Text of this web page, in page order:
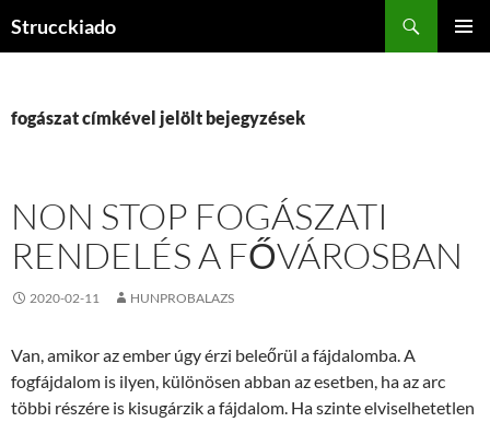
Strucckiado
fogászat címkével jelölt bejegyzések
NON STOP FOGÁSZATI
RENDELÉS A FŐVÁROSBAN
2020-02-11 HUNPROBALAZS
Van, amikor az ember úgy érzi beleőrül a fájdalomba. A
fogfájdalom is ilyen, különösen abban az esetben, ha az arc
többi részére is kisugárzik a fájdalom. Ha szinte elviselhetetlen